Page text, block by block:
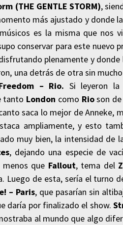
(THE GENTLE STORM),
más ajustado y donde
es la misma que nos
conservar para este nuevo
plenamente y
una detrás de otra sin
– Rio. Si leyeron
tanto London como Rioson de
saca lo mejor de Anneke,
ampliamente, y esto
muy bien, la intensidad de
, dejando una especie de
que Fallout, tema del Z
Luego de esta, sería el turno
– Paris, que pasarían sin
daría por finalizado el show.
al mundo que algo